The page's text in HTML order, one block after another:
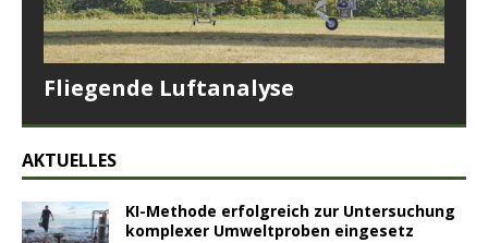
Fliegende Luftanalyse
AKTUELLES
KI-Methode erfolgreich zur Untersuchung
komplexer Umweltproben eingesetz